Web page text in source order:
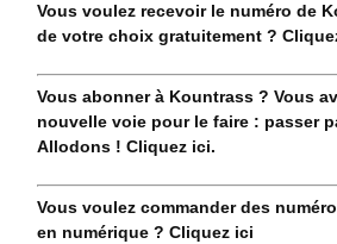
Vous voulez recevoir le numéro de
de votre choix gratuitement ?
Vous abonner à Kountrass ? Vous
nouvelle voie pour le faire : passer
Allodons ! Cliquez ici.
Vous voulez commander des
en numérique ? Cliquez ici